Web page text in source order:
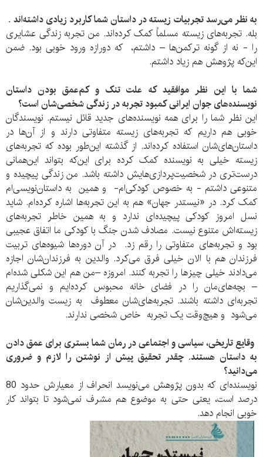
به نظر می‌رسد تجربیات زیسته در داستان شما کاربرد زیادی داشته‌اند .
بله. تجربه‌‌های زیسته مسلماً کمک کرده‌اند. من تجربه زندگی عشایری
را - نه از گونه ترکمن‌ها – داشتم، که دورازه ورود خوبی بود. ضمن
این‌که پژوهش هم زیاد داشتم.
شما با این نظر موافقید که علت تنک و کم‌عمق بودن داستان
نویسنده‌های جوان ایرانی کمبود تجربه در زندگی شخصی‌شان است؟
این نظر شما را برای همه نویسنده‌های جدید قائل نیستم. نویسندگان
خوبی هم داریم که تجربه‌های زیسته متفاوتی دارند و از آن‌ها در
داستان‌های‌شان استفاده کرده‌اند. از گذشته این‌طور بوده که تجربه‌های
زیسته خیلی به نویسنده کمک کرده برای این‌که بتواند این‌همانی
درست‌تری در شخصیت‌پردازی‌هایش داشته باشد. من زندگی پیچیده و
متنوعی داشتم - به خصوص کودکی‌ام- و همین به داستان‌نویسی‌ام
کمک کرد. در «نیستدر جهان» هم به این تجربه‌‌ها اشاره کرده‌ام. شاید
نسل امروز کودکی پیچیده‌ای ندارد و به همین خاطر تجربه‌های
زیسته‌اش متنوع نیست. مصادف شدن جنگ با کودکی ما اتفاق عجیبی
بود و تجربه‌های متفاوتی را رقم زد. در آن دوره‌ها شیوه‌های تربیت
فرزندان هم با الان خیلی فرق می‌کرد. والدین به فرزندان‌شان اجازه
می‌دادند خیلی چیزها را تجربه کنند. امروزه –من هم این شکلی شده‌ام
– بچه‌های‌مان را در فضای خانه محبوس کرده‌ایم و نمی‌گذاریم
تجربه‌ای داشته باشند. تجربه‌های‌شان معطوف به زیست والدین‌شان
می‌شود و هیچ‌وقت یک تجربه خاص شخصی ندارند.
وقایع تاریخی، سیاسی و اجتماعی در رمان شما بستری برای عمق دادن
به داستان هستند. چقدر تحقیق پیش از نوشتن را لازم و ضروری
می‌دانید؟
نویسنده‌ای که بدون پژوهش می‌نویسد انحراف از معیارش حدود 80
درصد است، یعنی حتی به موضوع هم مشرف نمی‌شود تا بتواند کار
خوبی انجام دهد.